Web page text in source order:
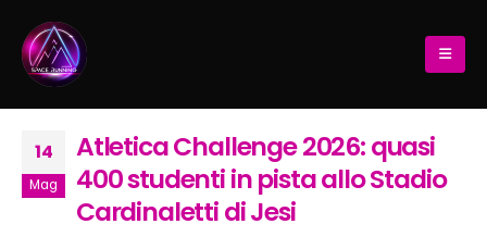
14
Mag
Atletica Challenge 2026: quasi
400 studenti in pista allo Stadio
Cardinaletti di Jesi